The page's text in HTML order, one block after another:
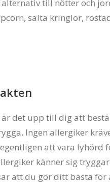
till nötter och
salta kringlor,
det upp till dig att
Ingen allergiker
att vara lyhörd
känner sig
att du gör ditt bästa